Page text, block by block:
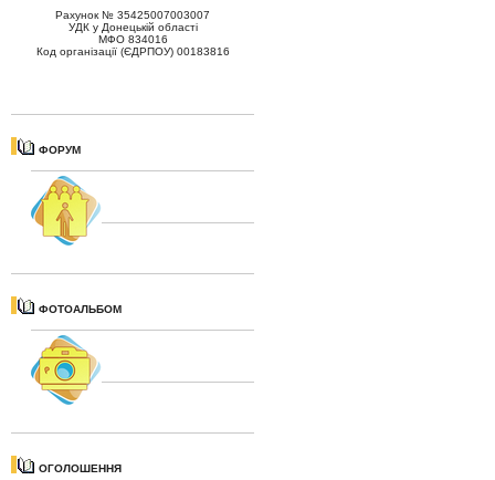
Рахунок № 35425007003007
УДК у Донецькій області
МФО 834016
Код організації (ЄДРПОУ) 00183816
ФОРУМ
ФОТОАЛЬБОМ
ОГОЛОШЕННЯ